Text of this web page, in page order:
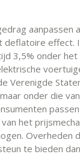
aanpassen
effect.
3,5% onder
Verenigde
onder die
het
Overheden
te bieden